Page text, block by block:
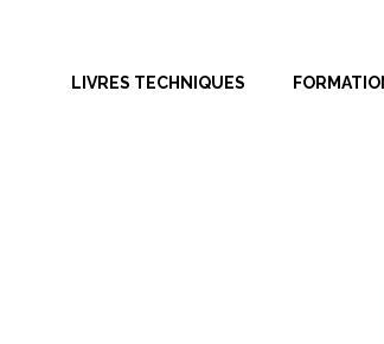
contenuLIVRES TECHNIQUES